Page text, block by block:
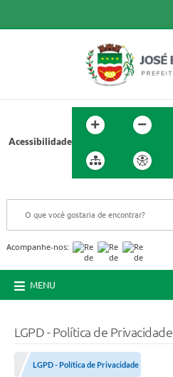
Acessibilidade
Acompanhe-nos:
MENU
LGPD - Política de Privacidade
LGPD - Política de Privacidade